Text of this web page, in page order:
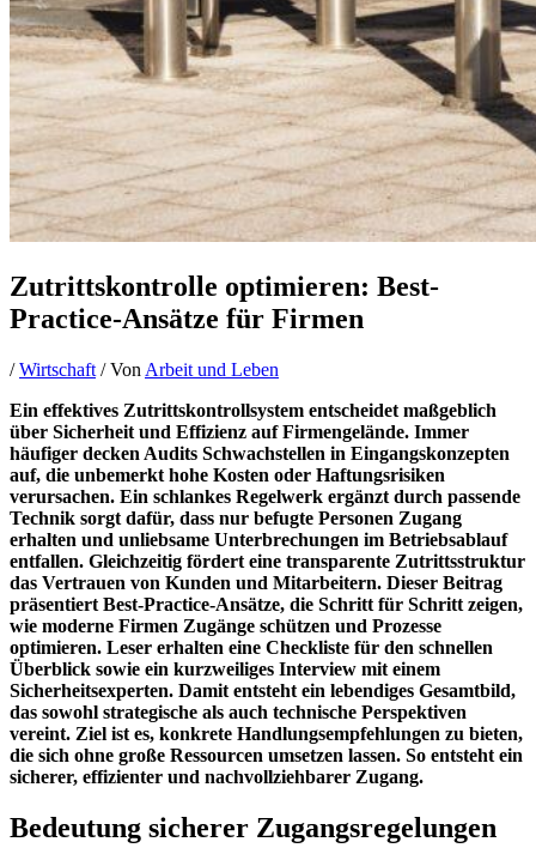
Zutrittskontrolle optimieren: Best-
Practice-Ansätze für Firmen
/Wirtschaft / Von Arbeit und Leben
Ein effektives Zutrittskontrollsystem entscheidet maßgeblich
über Sicherheit und Effizienz auf Firmengelände. Immer
häufiger decken Audits Schwachstellen in Eingangskonzepten
auf, die unbemerkt hohe Kosten oder Haftungsrisiken
verursachen. Ein schlankes Regelwerk ergänzt durch passende
Technik sorgt dafür, dass nur befugte Personen Zugang
erhalten und unliebsame Unterbrechungen im Betriebsablauf
entfallen. Gleichzeitig fördert eine transparente Zutrittsstruktur
das Vertrauen von Kunden und Mitarbeitern. Dieser Beitrag
präsentiert Best-Practice-Ansätze, die Schritt für Schritt zeigen,
wie moderne Firmen Zugänge schützen und Prozesse
optimieren. Leser erhalten eine Checkliste für den schnellen
Überblick sowie ein kurzweiliges Interview mit einem
Sicherheits­experten. Damit entsteht ein lebendiges Gesamtbild,
das sowohl strategische als auch technische Perspektiven
vereint. Ziel ist es, konkrete Handlungsempfehlungen zu bieten,
die sich ohne große Ressourcen umsetzen lassen. So entsteht ein
sicherer, effizienter und nachvollziehbarer Zugang.
Bedeutung sicherer Zugangsregelungen